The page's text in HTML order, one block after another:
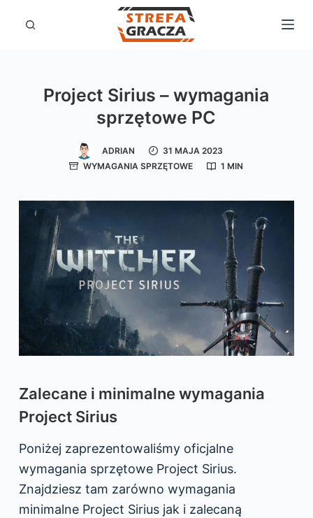
Project Sirius – wymagania
sprzętowe PC
ADRIAN
31 MAJA 2023
WYMAGANIA SPRZĘTOWE
1 MIN
Zalecane i minimalne wymagania
Project Sirius
Poniżej zaprezentowaliśmy oficjalne
wymagania sprzętowe Project Sirius.
Znajdziesz tam zarówno wymagania
minimalne Project Sirius jak i zalecaną